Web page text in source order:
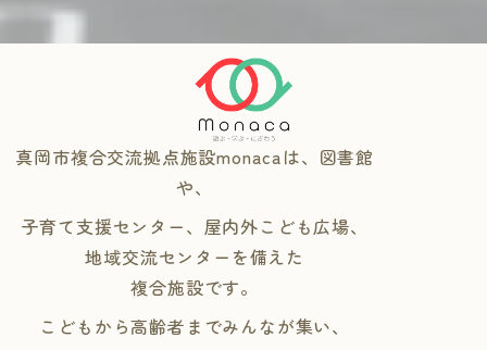
真岡市複合交流拠点施設monacaは、図書館
や、
子育て支援センター、屋内外こども広場、
地域交流センターを備えた
複合施設です。
こどもから高齢者までみんなが集い、